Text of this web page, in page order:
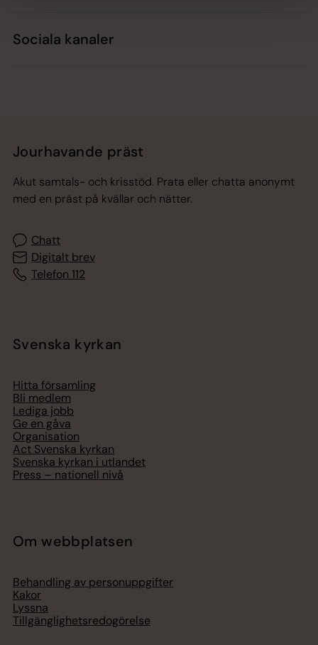
Sociala kanaler
Jourhavande präst
Akut samtals- och krisstöd. Prata eller chatta anonymt
med en präst på kvällar och nätter.
Chatt
Digitalt brev
Telefon 112
Svenska kyrkan
Hitta församling
Bli medlem
Lediga jobb
Ge en gåva
Organisation
Act Svenska kyrkan
Svenska kyrkan i utlandet
Press – nationell nivå
Om webbplatsen
Behandling av personuppgifter
Kakor
Lyssna
Tillgänglighetsredogörelse